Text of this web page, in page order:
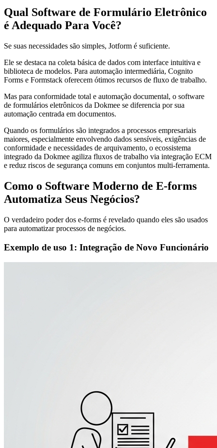
Qual Software de Formulário Eletrônico
é Adequado Para Você?
Se suas necessidades são simples, Jotform é suficiente.
Ele se destaca na coleta básica de dados com interface intuitiva e
biblioteca de modelos. Para automação intermediária, Cognito
Forms e Formstack oferecem ótimos recursos de fluxo de trabalho.
Mas para conformidade total e automação documental, o software
de formulários eletrônicos da Dokmee se diferencia por sua
automação centrada em documentos.
Quando os formulários são integrados a processos empresariais
maiores, especialmente envolvendo dados sensíveis, exigências de
conformidade e necessidades de arquivamento, o ecossistema
integrado da Dokmee agiliza fluxos de trabalho via integração ECM
e reduz riscos de segurança comuns em conjuntos multi-ferramenta.
Como o Software Moderno de E-forms
Automatiza Seus Negócios?
O verdadeiro poder dos e-forms é revelado quando eles são usados
para automatizar processos de negócios.
Exemplo de uso 1: Integração de Novo Funcionário